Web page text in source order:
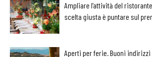
Ampliare l’attività del
scelta giusta è puntare sul
Aperti per ferie. Buoni indirizzi